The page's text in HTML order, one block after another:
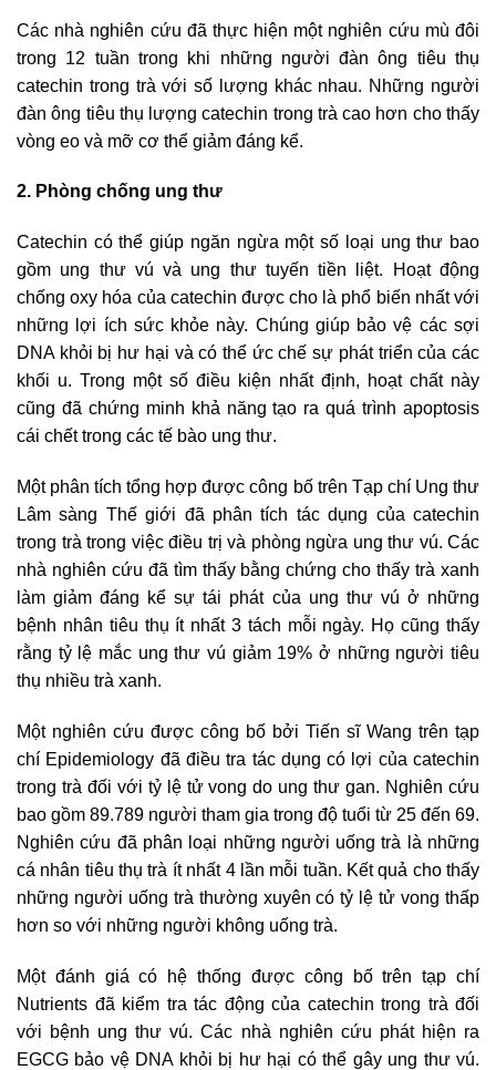
Các nhà nghiên cứu đã thực hiện một nghiên cứu mù đôi
trong 12 tuần trong khi những người đàn ông tiêu thụ
catechin trong trà với số lượng khác nhau. Những người
đàn ông tiêu thụ lượng catechin trong trà cao hơn cho thấy
vòng eo và mỡ cơ thể giảm đáng kể.
2. Phòng chống ung thư
Catechin có thể giúp ngăn ngừa một số loại ung thư bao
gồm ung thư vú và ung thư tuyến tiền liệt. Hoạt động
chống oxy hóa của catechin được cho là phổ biến nhất với
những lợi ích sức khỏe này. Chúng giúp bảo vệ các sợi
DNA khỏi bị hư hại và có thể ức chế sự phát triển của các
khối u. Trong một số điều kiện nhất định, hoạt chất này
cũng đã chứng minh khả năng tạo ra quá trình apoptosis
cái chết trong các tế bào ung thư.
Một phân tích tổng hợp được công bố trên Tạp chí Ung thư
Lâm sàng Thế giới đã phân tích tác dụng của catechin
trong trà trong việc điều trị và phòng ngừa ung thư vú. Các
nhà nghiên cứu đã tìm thấy bằng chứng cho thấy trà xanh
làm giảm đáng kể sự tái phát của ung thư vú ở những
bệnh nhân tiêu thụ ít nhất 3 tách mỗi ngày. Họ cũng thấy
rằng tỷ lệ mắc ung thư vú giảm 19% ở những người tiêu
thụ nhiều trà xanh.
Một nghiên cứu được công bố bởi Tiến sĩ Wang trên tạp
chí Epidemiology đã điều tra tác dụng có lợi của catechin
trong trà đối với tỷ lệ tử vong do ung thư gan. Nghiên cứu
bao gồm 89.789 người tham gia trong độ tuổi từ 25 đến 69.
Nghiên cứu đã phân loại những người uống trà là những
cá nhân tiêu thụ trà ít nhất 4 lần mỗi tuần. Kết quả cho thấy
những người uống trà thường xuyên có tỷ lệ tử vong thấp
hơn so với những người không uống trà.
Một đánh giá có hệ thống được công bố trên tạp chí
Nutrients đã kiểm tra tác động của catechin trong trà đối
với bệnh ung thư vú. Các nhà nghiên cứu phát hiện ra
EGCG bảo vệ DNA khỏi bị hư hại có thể gây ung thư vú.